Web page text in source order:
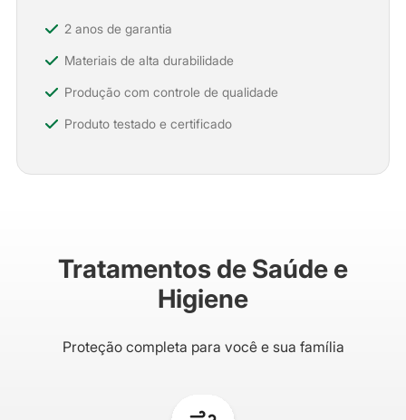
2 anos de garantia
Materiais de alta durabilidade
Produção com controle de qualidade
Produto testado e certificado
Tratamentos de Saúde e
Higiene
Proteção completa para você e sua família